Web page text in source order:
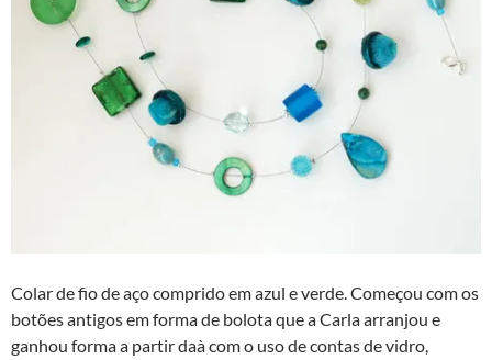
Colar de fio de aço comprido em azul e verde. Começou com os
botões antigos em forma de bolota que a Carla arranjou e
ganhou forma a partir daà­ com o uso de contas de vidro,